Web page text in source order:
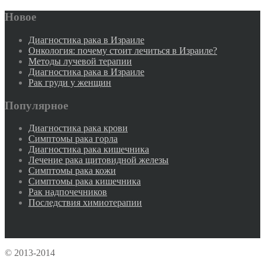
Новое
Диагностика рака в Израиле
Онкология: почему стоит лечиться в Израиле?
Методы лучевой терапии
Диагностика рака в Израиле
Рак груди у женщин
Популярное
Диагностика рака крови
Симптомы рака горла
Диагностика рака кишечника
Лечение рака щитовидной железы
Симптомы рака кожи
Симптомы рака кишечника
Рак надпочечников
Последствия химиотерапии
© 2013-2014